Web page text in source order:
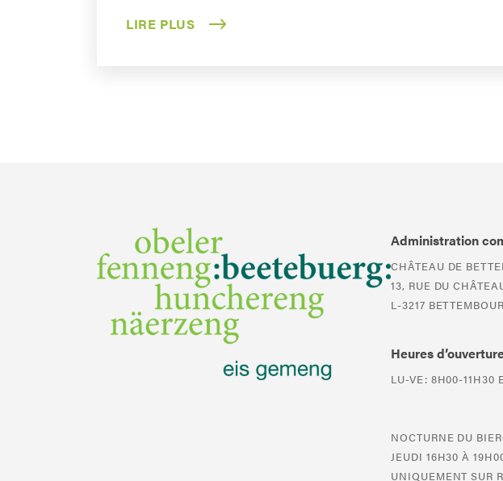
LIRE PLUS
Administration
CHÂTEAU DE
13, RUE DU
L-3217
Heures
LU-VE: 8H00-11H30
NOCTURNE DU
JEUDI 16H30 À
UNIQUEMENT SUR